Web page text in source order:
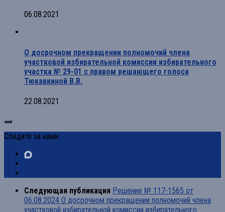
06.08.2021
О досрочном прекращении полномочий члена
участковой избирательной комиссии избирательного
участка № 29-01 с правом решающего голоса
Тюкавкиной В.В.
22.08.2021
Следите за нами:
Следующая публикация Решение № 117-1565 от
06.08.2024 О досрочном прекращении полномочий члена
участковой избирательной комиссии избирательного